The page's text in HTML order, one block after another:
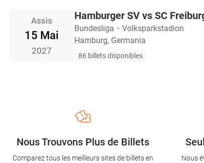
Assis
15 Mai
2027
Hamburger SV vs SC
Bundesliga ・ Volksparkstadion
Hamburg, Germania
86 billets disponibles
Nous
Nous Trouvons Plus de Billets
Comparez tous les meilleurs sites de billets en